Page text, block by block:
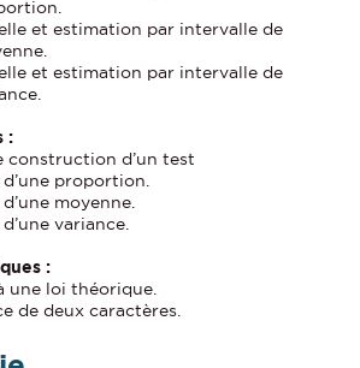
et estimation par intervalle de
et estimation par intervalle de
:
construction d’un test
proportion.
moyenne.
variance.
:
une loi théorique.
de deux caractères.